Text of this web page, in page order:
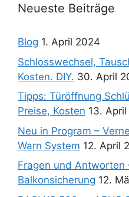
Neueste Beiträge
Blog 1. April 2024
Schlosswechsel,
Kosten. DIY. 30. April
Tipps: Türöffnung
Preise, Kosten 13.
Neu in Program –
Warn System 12. April
Fragen und Antworten
Balkonsicherung 12.